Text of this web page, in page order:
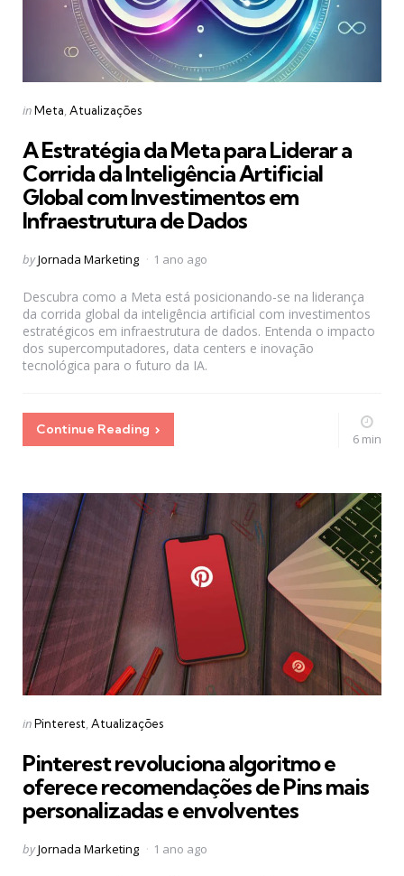
Categories
Posted
inMeta Atualizações
A Estratégia da Meta para Liderar a
Corrida da Inteligência Artificial
Global com Investimentos em
Infraestrutura de Dados
Posted
byJornada Marketing 1 ano ago
Descubra como a Meta está posicionando-se na liderança
da corrida global da inteligência artificial com investimentos
estratégicos em infraestrutura de dados. Entenda o impacto
dos supercomputadores, data centers e inovação
tecnológica para o futuro da IA.
Continue Reading
6 min
Categories
Posted
inPinterest Atualizações
Pinterest revoluciona algoritmo e
oferece recomendações de Pins mais
personalizadas e envolventes
Posted
byJornada Marketing 1 ano ago